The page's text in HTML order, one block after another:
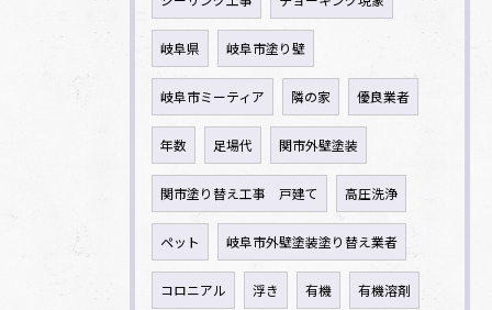
岐阜県 岐阜市塗り壁
岐阜市ミーティア 隣の家 優良業者
年数 足場代 関市外壁塗装
関市塗り替え工事 戸建て 高圧洗浄
ペット 岐阜市外壁塗装塗り替え業者
コロニアル 浮き 有機 有機溶剤